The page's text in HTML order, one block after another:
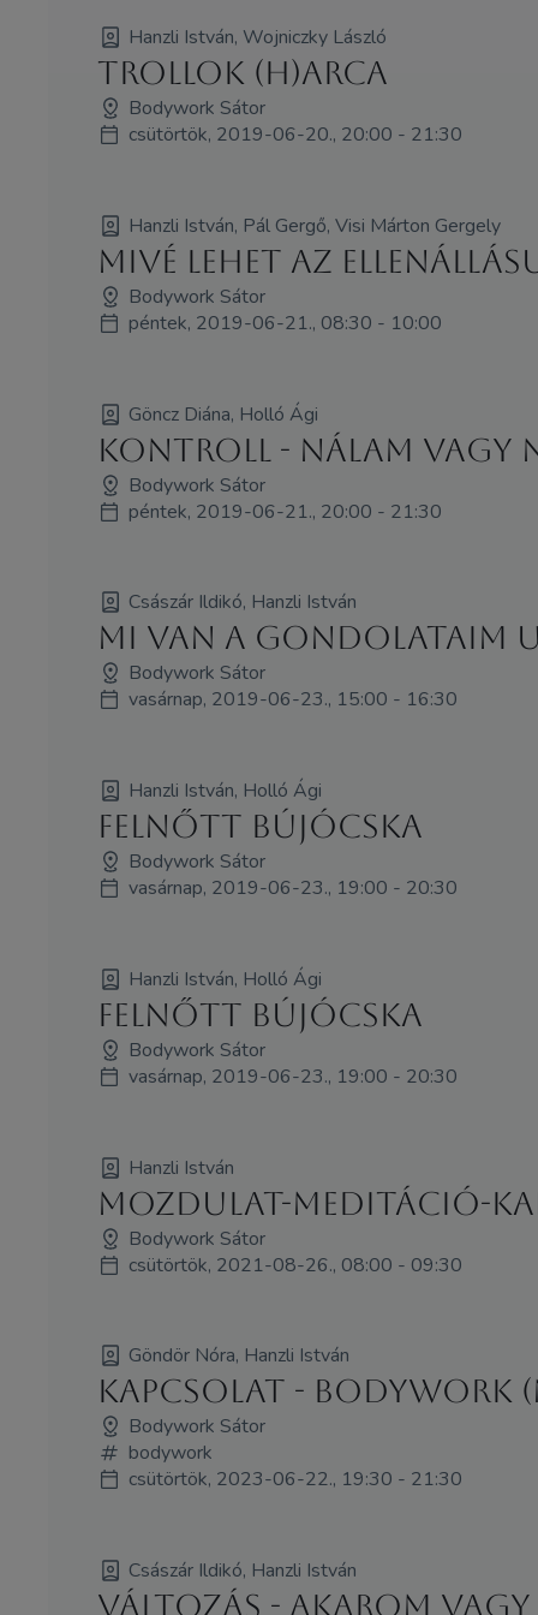
Hanzli István, Wojniczky László
Trollok (h)arca
Bodywork Sátor
csütörtök, 2019-06-20., 20:00 - 21:30
Hanzli István, Pál Gergő, Visi Márton Gergely
Mivé lehet az
Bodywork Sátor
péntek, 2019-06-21., 08:30 - 10:00
Göncz Diána, Holló Ági
Kontroll - Nálam vagy
Bodywork Sátor
péntek, 2019-06-21., 20:00 - 21:30
Császár Ildikó, Hanzli István
Mi van a gondolataim
Bodywork Sátor
vasárnap, 2019-06-23., 15:00 - 16:30
Hanzli István, Holló Ági
Felnőtt bújócska
Bodywork Sátor
vasárnap, 2019-06-23., 19:00 - 20:30
Hanzli István, Holló Ági
Felnőtt bújócska
Bodywork Sátor
vasárnap, 2019-06-23., 19:00 - 20:30
Hanzli István
Mozdulat-meditáció-
Bodywork Sátor
csütörtök, 2021-08-26., 08:00 - 09:30
Göndör Nóra, Hanzli István
Kapcsolat - Bodywork
Bodywork Sátor
bodywork
csütörtök, 2023-06-22., 19:30 - 21:30
Császár Ildikó, Hanzli István
Változás - akarom vagy